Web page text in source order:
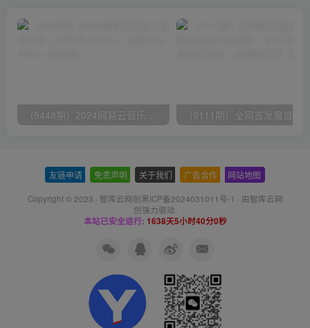
友链申请 免责声明 关于我们 广告合作 网站地图
Copyright © 2023 · 智库云网创黑ICP备2024031011号-1 · 由智库云网
创强力驱动.
本站已安全运行: 1638天5小时40分1秒